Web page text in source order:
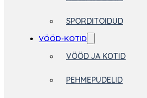
SPORDITOIDUD
VÖÖD-KOTID
VÖÖD JA KOTID
PEHMEPUDELID